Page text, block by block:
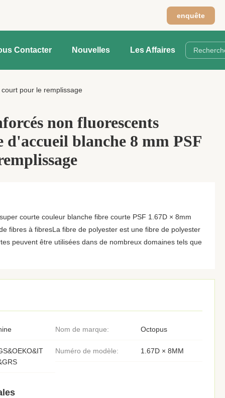
enquête
Contacter Nouvelles Les Affaires
pour le remplissage
non fluorescents
d'accueil blanche 8 mm PSF
courte couleur blanche fibre courte PSF 1.67D × 8mm
fibres à fibresLa fibre de polyester est une fibre de polyester
peuvent être utilisées dans de nombreux domaines tels que
Nom de marque: Octopus
Numéro de modèle: 1.67D × 8MM